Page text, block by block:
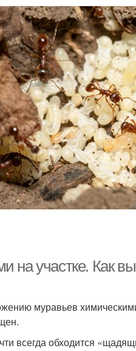
на участке. Как
муравьев
всегда обходится